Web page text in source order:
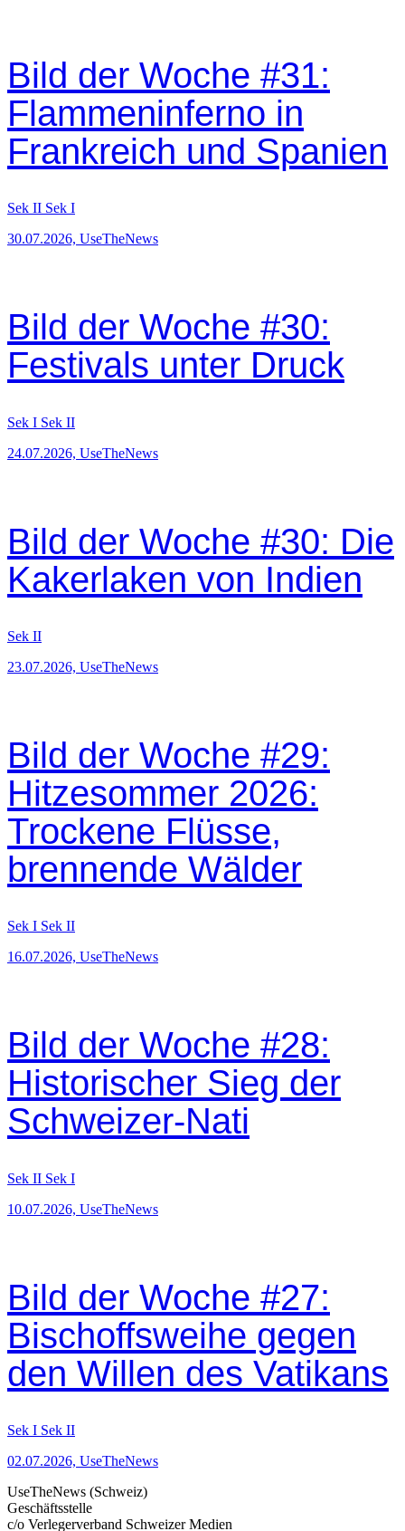
Bild der Woche #31:
Flammeninferno in
Frankreich und Spanien
Sek II Sek I
30.07.2026, UseTheNews
Bild der Woche #30:
Festivals unter Druck
Sek I Sek II
24.07.2026, UseTheNews
Bild der Woche #30: Die
Kakerlaken von Indien
Sek II
23.07.2026, UseTheNews
Bild der Woche #29:
Hitzesommer 2026:
Trockene Flüsse,
brennende Wälder
Sek I Sek II
16.07.2026, UseTheNews
Bild der Woche #28:
Historischer Sieg der
Schweizer-Nati
Sek II Sek I
10.07.2026, UseTheNews
Bild der Woche #27:
Bischoffsweihe gegen
den Willen des Vatikans
Sek I Sek II
02.07.2026, UseTheNews
UseTheNews (Schweiz)
Geschäftsstelle
c/o Verlegerverband Schweizer Medien